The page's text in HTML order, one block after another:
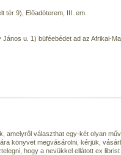
tér 9), Előadóterem, III. em.
u. 1) büféebédet ad az Afrikai-
amelyről választhat egy-két olyan
könyvet megvásárolni, kérjük,
hogy a nevükkel ellátott ex